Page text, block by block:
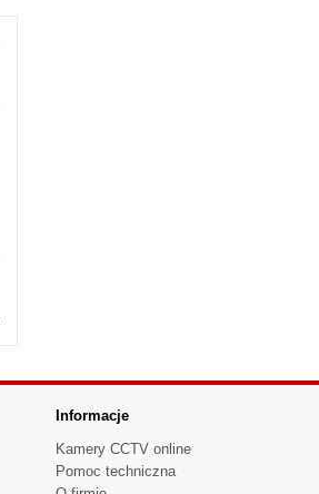
Informacje
Kamery CCTV online
Pomoc techniczna